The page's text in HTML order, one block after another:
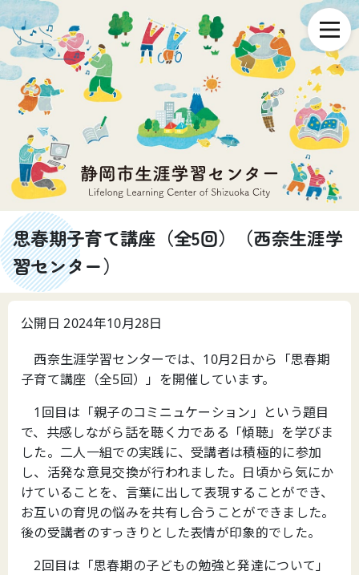
思春期子育て講座（全5回）（西奈生涯学
習センター）
公開日 2024年10月28日
西奈生涯学習センターでは、10月2日から「思春期
子育て講座（全5回）」を開催しています。
1回目は「親子のコミニュケーション」という題目
で、共感しながら話を聴く力である「傾聴」を学びま
した。二人一組での実践に、受講者は積極的に参加
し、活発な意見交換が行われました。日頃から気にか
けていることを、言葉に出して表現することができ、
お互いの育児の悩みを共有し合うことができました。
後の受講者のすっきりとした表情が印象的でした。
2回目は「思春期の子どもの勉強と発達について」